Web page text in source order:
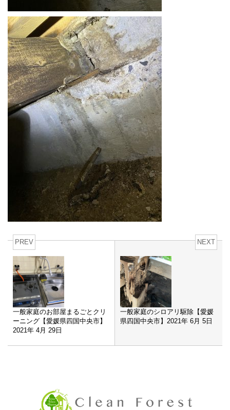
PREV
一般家庭のお部屋まるごとクリ
ーニング【愛媛県四国中央市】
2021年 4月 29日
NEXT
一般家庭のシロアリ駆除【愛媛
県四国中央市】2021年 6月 5日